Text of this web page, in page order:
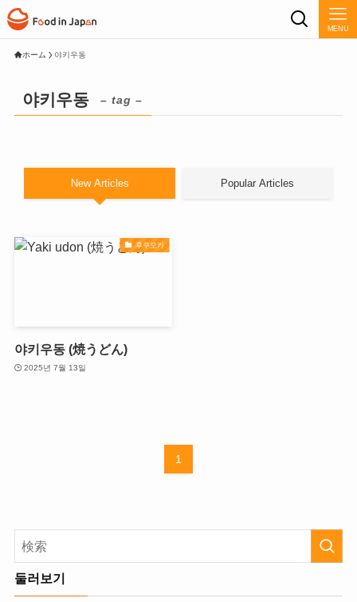
MENU
ホーム 야키우동
야키우동 – tag –
New Articles Popular Articles
후쿠오카
야키우동 (焼うどん)
2025년 7월 13일
1
둘러보기